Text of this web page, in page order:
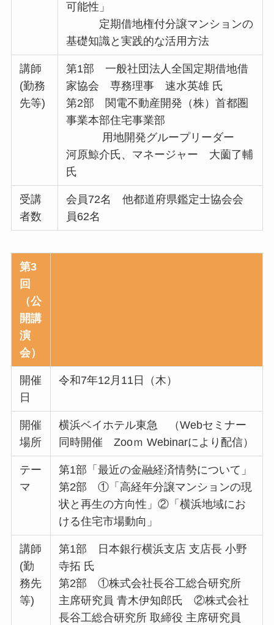
可能性」
定期借地権付分譲マンションの
基礎知識と実践的な活用方法
講師
(勤務
先等)
第1部 一般社団法人全国定期借地借
家協会 専務理事 速水英雄 氏
第2部 関電不動産開発（株）首都圏
事業本部住宅事業部
用地開発グループリーダー
河原鯨介氏、マネージャー 大薗了輔
氏
受講
者数
会員72名 他都道府県鑑定士協会会
員62名
第3
回
（公
開講
演
会）
開催
日
令和7年12月11日（木）
開催
場所
横浜ベイホテル東急 （Webセミナー
同時開催 Zooｍ Webinarにより配信）
テー
マ
第1部「最近の金融経済情勢について」
第2部 ①「高経年分譲マンションの現
状と再生の方向性」②「横浜地域にお
ける住宅市場動向」
講師
(勤
務先
等)
第1部 日本銀行横浜支店 支店長 小野
寺拓 氏
第2部 ①株式会社長谷工総合研究所
主席研究員 青木伊知郎氏 ②株式会社
長谷工総合研究所 取締役 主席研究員